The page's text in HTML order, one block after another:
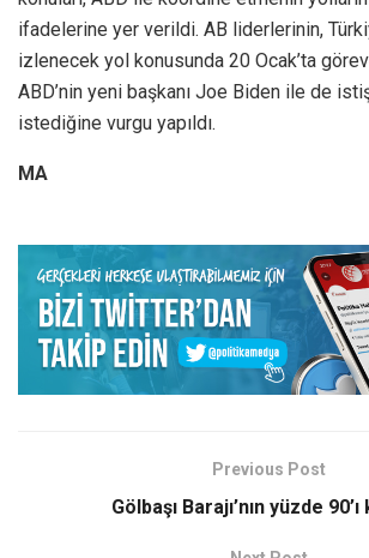
ifadelerine yer verildi. AB liderlerinin,
izlenecek yol konusunda 20 Ocak’ta
ABD’nin yeni başkanı Joe Biden ile de
istediğine vurgu yapıldı.
MA
Previous Post
Gölbaşı Barajı’nın yüzde